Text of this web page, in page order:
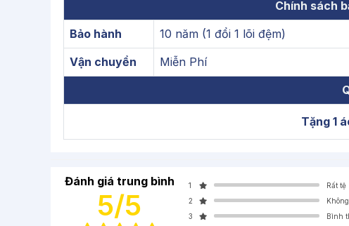
Chính sách
Bảo hành
10 năm (1 đổi 1 lõi đệm)
Vận chuyển
Miễn Phí
Tặng 1
Đánh giá trung bình
5/5
1
Rất tệ
2
3
Bình